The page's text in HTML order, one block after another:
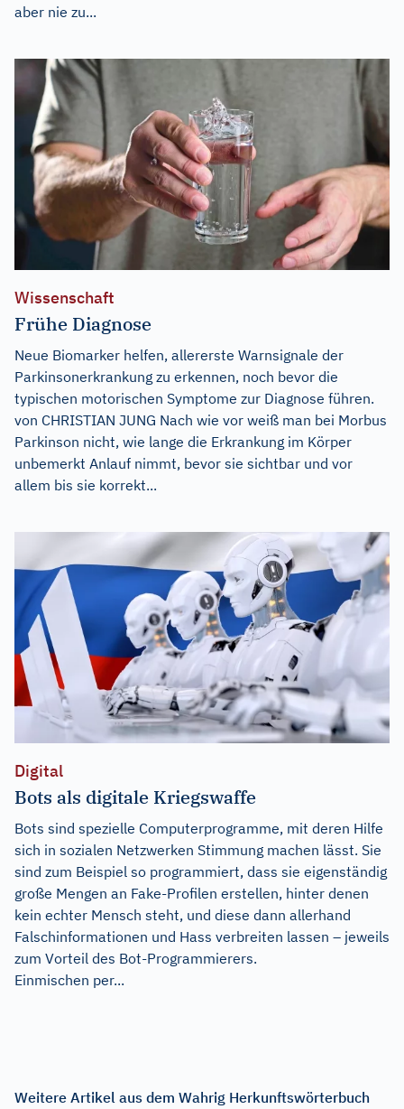
aber nie zu...
Wissenschaft
Frühe Diagnose
Neue Biomarker helfen, allererste Warnsignale der
Parkinsonerkrankung zu erkennen, noch bevor die
typischen motorischen Symptome zur Diagnose führen.
von CHRISTIAN JUNG Nach wie vor weiß man bei Morbus
Parkinson nicht, wie lange die Erkrankung im Körper
unbemerkt Anlauf nimmt, bevor sie sichtbar und vor
allem bis sie korrekt...
Digital
Bots als digitale Kriegswaffe
Bots sind spezielle Computerprogramme, mit deren Hilfe
sich in sozialen Netzwerken Stimmung machen lässt. Sie
sind zum Beispiel so programmiert, dass sie eigenständig
große Mengen an Fake-Profilen erstellen, hinter denen
kein echter Mensch steht, und diese dann allerhand
Falschinformationen und Hass verbreiten lassen – jeweils
zum Vorteil des Bot-Programmierers.
Einmischen per...
Weitere Artikel aus dem Wahrig Herkunftswörterbuch